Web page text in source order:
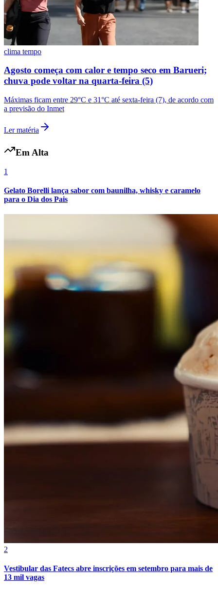
clima tempo
Agosto começa com calor e tempo seco em Barueri;
chuva pode voltar na quarta-feira (5)
Máximas ficam entre 29°C e 31°C até sexta-feira (7), de acordo com
a previsão do Inmet
Ler matéria
Em Alta
1
Gelato Borelli lança sabor com baunilha, whisky e caramelo
para o Dia dos Pais
2
Vestibular das Fatecs abre inscrições em setembro para mais de
13 mil vagas